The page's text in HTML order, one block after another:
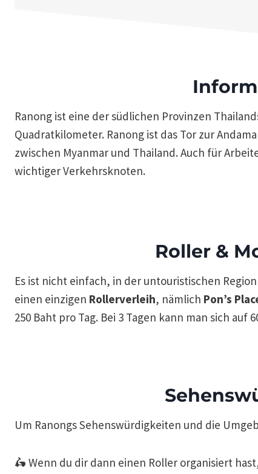
Ranong ist eine der südlichen Provinzen
Quadratkilometer. Ranong ist das Tor zur
zwischen Myanmar und Thailand. Auch für
wichtiger Verkehrsknoten.
Roller &
Es ist nicht einfach, in der untouristischen
einen einzigen Rollerverleih, nämlich Pon’s
250 Baht pro Tag. Bei 3 Tagen kann man sich auf
Um Ranongs Sehenswürdigkeiten und die
🛵 Wenn du dir dann einen Roller organisiert